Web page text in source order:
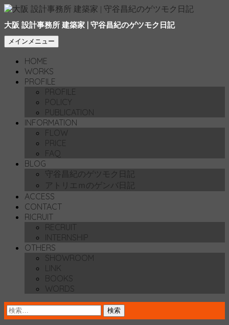
大阪 設計事務所 建築家 | 守谷昌紀のゲツモク日記
検
索
メインメニュー
へ
移
動
HOME
WORKS
PROFILE
PROFILE
POLICY
PUBLICATION
INFORMATION
FLOW
PRICE
FAQ
BLOG
守谷昌紀のゲツモク日記
アトリエｍのゲンバ日記
ACCESS
CONTACT
RICRUIT
RECRUIT
INTERNSHIP
OTHERS
SHOWROOM
LINK
BOOKS
WORDS
検
索: